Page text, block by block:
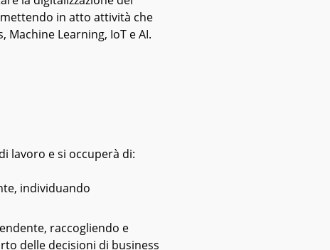
in atto attività che
Learning, IoT e AI.
lavoro e si occuperà di:
individuando
raccogliendo e
delle decisioni di business